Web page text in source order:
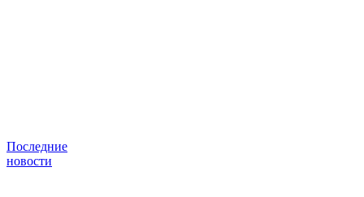
Последние
новости